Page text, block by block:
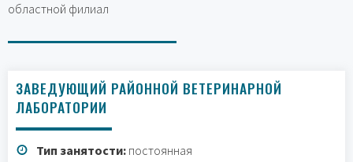
областной филиал
ЗАВЕДУЮЩИЙ РАЙОННОЙ ВЕТЕРИНАРНОЙ
ЛАБОРАТОРИИ
Тип занятости: постоянная